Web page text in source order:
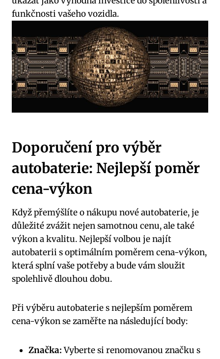
funkčnosti ⁣vašeho vozidla.
Doporučení pro výběr
autobaterie: Nejlepší poměr‌
cena-výkon
Když⁣ přemýšlíte o nákupu ⁣nové autobaterie, je
důležité‍ zvážit nejen ‌samotnou cenu, ⁤ale také
výkon‍ a kvalitu. Nejlepší volbou je najít
autobaterii s optimálním‌ poměrem cena-výkon,
která ‍splní⁣ vaše potřeby a bude vám sloužit ​
spolehlivě ⁤dlouhou dobu.
Při výběru autobaterie s ​nejlepším poměrem
cena-výkon se zaměřte na následující body:
Značka:Vyberte​ si renomovanou‌ značku s